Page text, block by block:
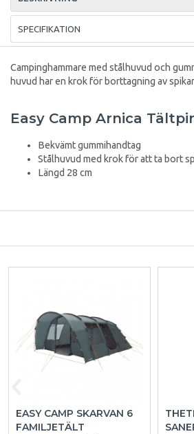
SPECIFIKATION
Campinghammare med stålhuvud och
huvud har en krok för borttagning av
Easy Camp Arnica
Bekvämt gummihandtag
Stålhuvud med krok för att ta bort
Längd 28 cm
EASY CAMP SKARVAN 6
FAMILJETÄLT